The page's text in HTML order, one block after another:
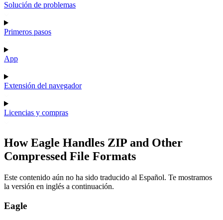
Solución de problemas
Primeros pasos
App
Extensión del navegador
Licencias y compras
How Eagle Handles ZIP and Other
Compressed File Formats
Este contenido aún no ha sido traducido al Español. Te mostramos
la versión en inglés a continuación.
Eagle